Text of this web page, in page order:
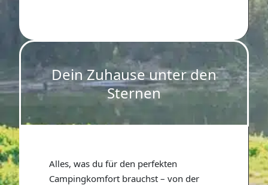
Dein Zuhause unter den
Sternen
Alles, was du für den perfekten
Campingkomfort brauchst – von der